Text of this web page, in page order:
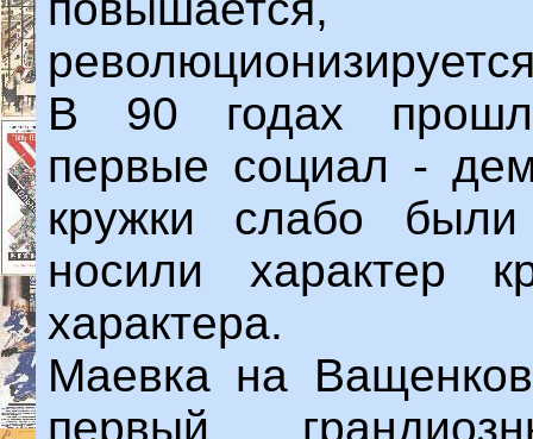
В 90 годах
первые социал -
кружки слабо
носили характер
характера.
Маевка на
первый